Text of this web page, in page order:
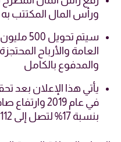
ورأس المال المكتتب به إلى 10 مليار دولار
سيتم
العامة والأرباح
والمدفوع بالكامل
يأتي هذا الإعلان بعد
في عام 2019
بنسبة 17% لتصل إلى 112 مليون دولار أمريكي